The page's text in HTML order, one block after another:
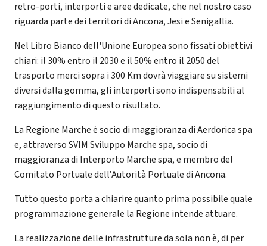
retro-porti, interporti e aree dedicate, che nel nostro caso
riguarda parte dei territori di Ancona, Jesi e Senigallia.
Nel Libro Bianco dell'Unione Europea sono fissati obiettivi
chiari: il 30% entro il 2030 e il 50% entro il 2050 del
trasporto merci sopra i 300 Km dovrà viaggiare su sistemi
diversi dalla gomma, gli interporti sono indispensabili al
raggiungimento di questo risultato.
La Regione Marche è socio di maggioranza di Aerdorica spa
e, attraverso SVIM Sviluppo Marche spa, socio di
maggioranza di Interporto Marche spa, e membro del
Comitato Portuale dell’Autorità Portuale di Ancona.
Tutto questo porta a chiarire quanto prima possibile quale
programmazione generale la Regione intende attuare.
La realizzazione delle infrastrutture da sola non è, di per